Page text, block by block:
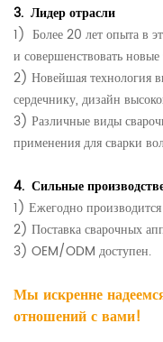
3. Лидер отрасли
1) Более 20 лет опыта в
и совершенствовать
2) Новейшая технология
сердечнику, дизайн
3) Различные виды
применения для сварки
4. Сильные
1) Ежегодно
2) Поставка сварочных
3) OEM/ODM доступен.
Мы искренне
отношений с вами!